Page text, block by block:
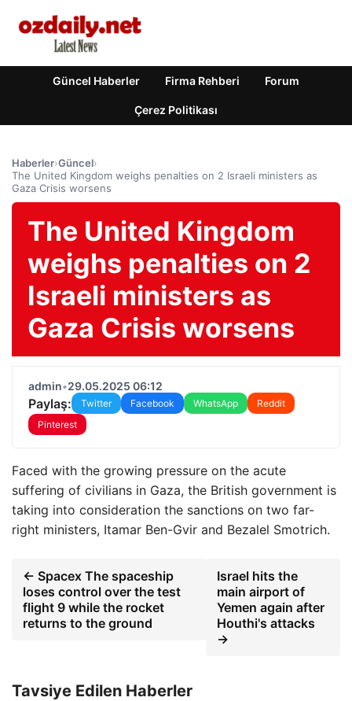
Güncel Haberler Firma Rehberi Forum
Çerez Politikası
Haberler›Güncel›
The United Kingdom weighs penalties on 2 Israeli ministers as
Gaza Crisis worsens
The United Kingdom
weighs penalties on 2
Israeli ministers as
Gaza Crisis worsens
admin•29.05.2025 06:12
Paylaş: Twitter Facebook WhatsApp
Reddit
Pinterest
Faced with the growing pressure on the acute
suffering of civilians in Gaza, the British government is
taking into consideration the sanctions on two far-
right ministers, Itamar Ben-Gvir and Bezalel Smotrich.
← Spacex The spaceship
loses control over the test
flight 9 while the rocket
returns to the ground
Israel hits the
main airport of
Yemen again after
Houthi's attacks
→
Tavsiye Edilen Haberler